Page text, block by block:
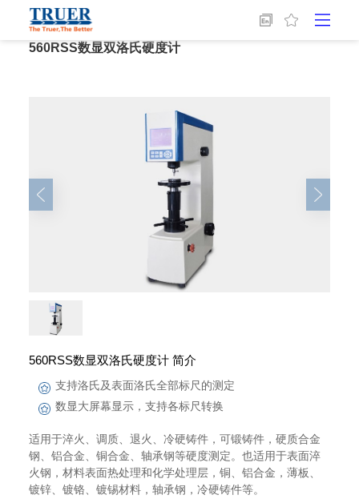
首页 / 硬度检测 560RSS数显双洛氏硬度计
560RSS数显双洛氏硬度计
560RSS数显双洛氏硬度计 简介
支持洛氏及表面洛氏全部标尺的测定
数显大屏幕显示，支持各标尺转换
适用于淬火、调质、退火、冷硬铸件，可锻铸件，硬质合金
钢、铝合金、铜合金、轴承钢等硬度测定。也适用于表面淬
火钢，材料表面热处理和化学处理层，铜、铝合金，薄板、
镀锌、镀铬、镀锡材料，轴承钢，冷硬铸件等。